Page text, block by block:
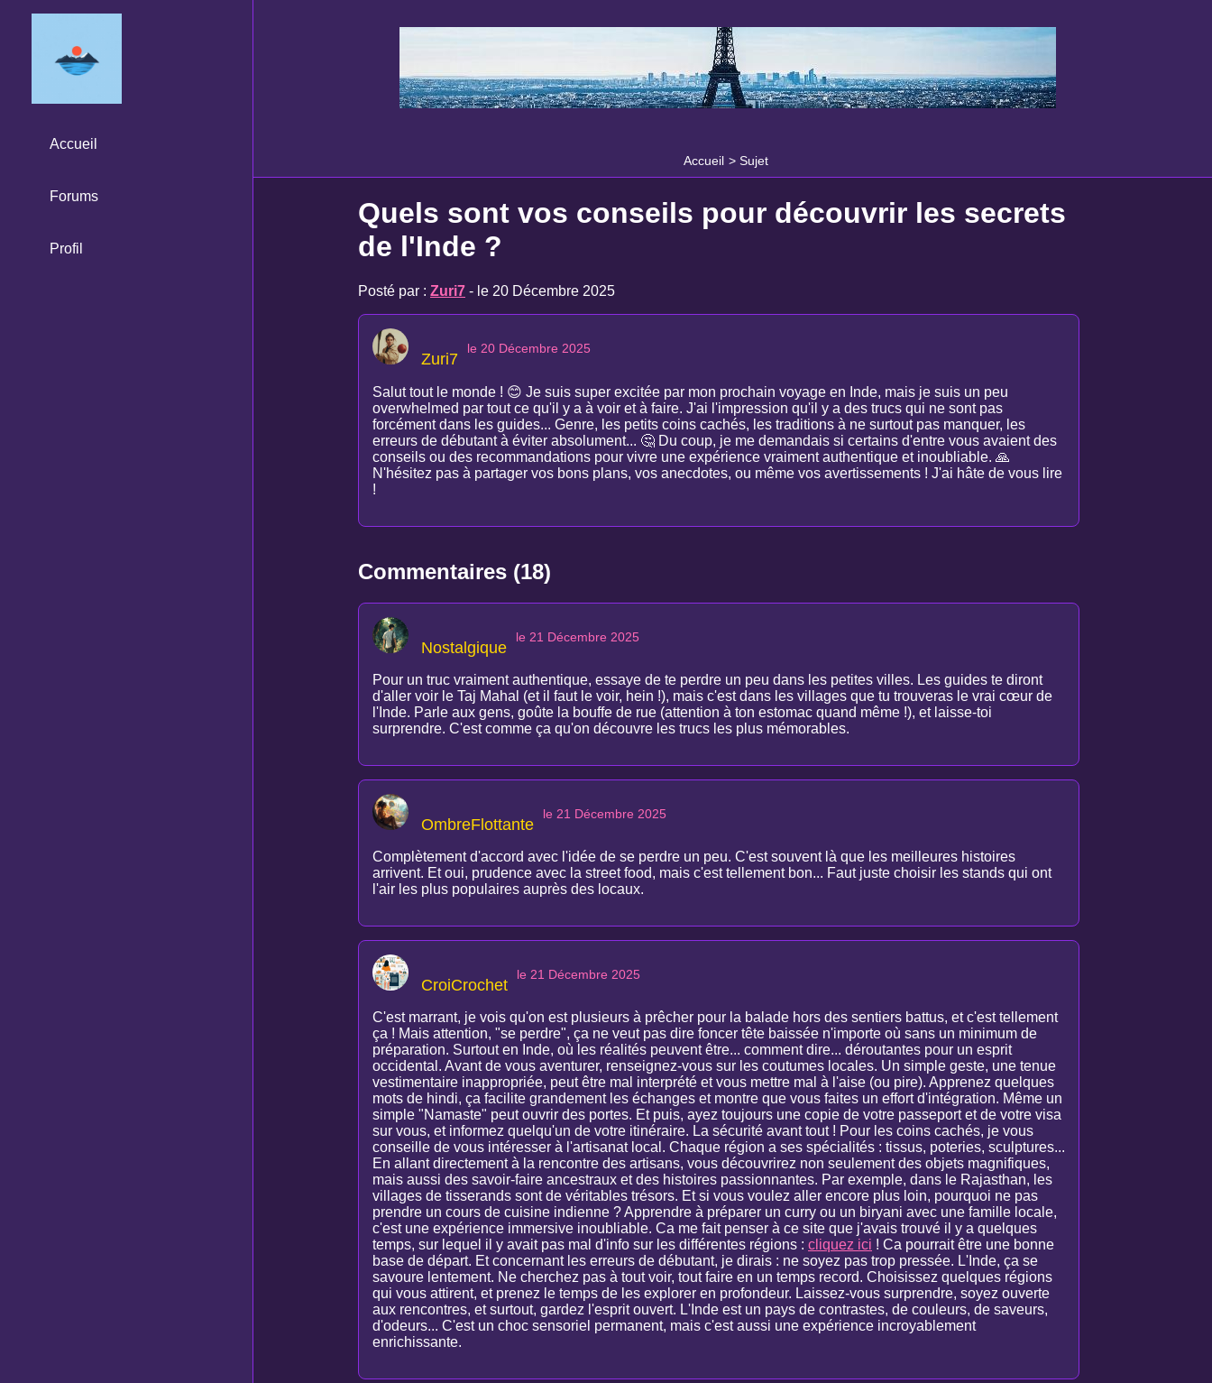
Accueil > Sujet
Accueil
Forums
Profil
Quels sont vos conseils pour découvrir les secrets
de l'Inde ?
Posté par : Zuri7 - le 20 Décembre 2025
Zuri7
le 20 Décembre 2025
Salut tout le monde ! 😊 Je suis super excitée par mon prochain voyage en Inde, mais je suis un peu
overwhelmed par tout ce qu'il y a à voir et à faire. J'ai l'impression qu'il y a des trucs qui ne sont pas
forcément dans les guides... Genre, les petits coins cachés, les traditions à ne surtout pas manquer, les
erreurs de débutant à éviter absolument... 🤔 Du coup, je me demandais si certains d'entre vous avaient des
conseils ou des recommandations pour vivre une expérience vraiment authentique et inoubliable. 🙏
N'hésitez pas à partager vos bons plans, vos anecdotes, ou même vos avertissements ! J'ai hâte de vous lire
!
Commentaires (18)
Nostalgique
le 21 Décembre 2025
Pour un truc vraiment authentique, essaye de te perdre un peu dans les petites villes. Les guides te diront
d'aller voir le Taj Mahal (et il faut le voir, hein !), mais c'est dans les villages que tu trouveras le vrai cœur de
l'Inde. Parle aux gens, goûte la bouffe de rue (attention à ton estomac quand même !), et laisse-toi
surprendre. C'est comme ça qu'on découvre les trucs les plus mémorables.
OmbreFlottante
le 21 Décembre 2025
Complètement d'accord avec l'idée de se perdre un peu. C'est souvent là que les meilleures histoires
arrivent. Et oui, prudence avec la street food, mais c'est tellement bon... Faut juste choisir les stands qui ont
l'air les plus populaires auprès des locaux.
CroiCrochet
le 21 Décembre 2025
C'est marrant, je vois qu'on est plusieurs à prêcher pour la balade hors des sentiers battus, et c'est tellement
ça ! Mais attention, "se perdre", ça ne veut pas dire foncer tête baissée n'importe où sans un minimum de
préparation. Surtout en Inde, où les réalités peuvent être... comment dire... déroutantes pour un esprit
occidental. Avant de vous aventurer, renseignez-vous sur les coutumes locales. Un simple geste, une tenue
vestimentaire inappropriée, peut être mal interprété et vous mettre mal à l'aise (ou pire). Apprenez quelques
mots de hindi, ça facilite grandement les échanges et montre que vous faites un effort d'intégration. Même un
simple "Namaste" peut ouvrir des portes. Et puis, ayez toujours une copie de votre passeport et de votre visa
sur vous, et informez quelqu'un de votre itinéraire. La sécurité avant tout ! Pour les coins cachés, je vous
conseille de vous intéresser à l'artisanat local. Chaque région a ses spécialités : tissus, poteries, sculptures...
En allant directement à la rencontre des artisans, vous découvrirez non seulement des objets magnifiques,
mais aussi des savoir-faire ancestraux et des histoires passionnantes. Par exemple, dans le Rajasthan, les
villages de tisserands sont de véritables trésors. Et si vous voulez aller encore plus loin, pourquoi ne pas
prendre un cours de cuisine indienne ? Apprendre à préparer un curry ou un biryani avec une famille locale,
c'est une expérience immersive inoubliable. Ca me fait penser à ce site que j'avais trouvé il y a quelques
temps, sur lequel il y avait pas mal d'info sur les différentes régions : cliquez ici ! Ca pourrait être une bonne
base de départ. Et concernant les erreurs de débutant, je dirais : ne soyez pas trop pressée. L'Inde, ça se
savoure lentement. Ne cherchez pas à tout voir, tout faire en un temps record. Choisissez quelques régions
qui vous attirent, et prenez le temps de les explorer en profondeur. Laissez-vous surprendre, soyez ouverte
aux rencontres, et surtout, gardez l'esprit ouvert. L'Inde est un pays de contrastes, de couleurs, de saveurs,
d'odeurs... C'est un choc sensoriel permanent, mais c'est aussi une expérience incroyablement
enrichissante.